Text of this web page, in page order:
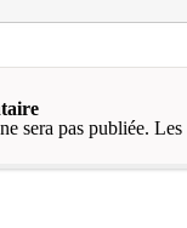
sera pas publiée. Les